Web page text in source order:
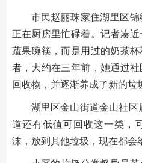
市民赵丽珠家住湖里区
正在厨房里忙碌着。记者凑
蔬果碗筷，而是用过的奶茶
者，大约在三年前，她通过
回收物，并逐渐养成了新的垃
湖里区金山街道金山社
道还有低值可回收这一类，
沫，放到其他垃圾，现在都会